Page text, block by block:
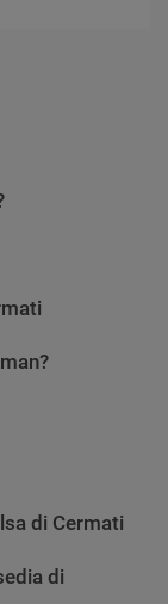
di Cermati
di